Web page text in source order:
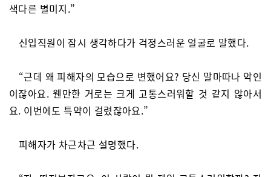
색다른 별미지.”
신입직원이 잠시 생각하다가 걱정스러운 얼굴로 말했다.
“근데 왜 피해자의 모습으로 변했어요? 당신 말마따나 악인
이잖아요. 웬만한 거로는 크게 고통스러워할 것 같지 않아서
요. 이번에도 특약이 걸렸잖아요.”
피해자가 차근차근 설명했다.